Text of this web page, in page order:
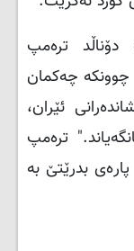
تره‌مپ
چوونکە چەکمان
ئێران،
تره‌مپ
بدرێتێ بە